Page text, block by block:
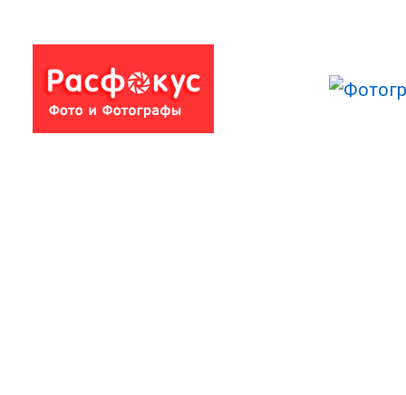
Морячок Мальчуган